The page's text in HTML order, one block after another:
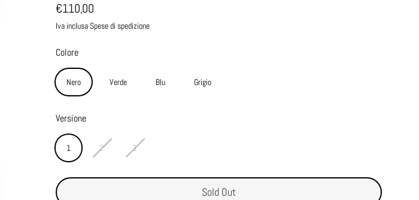
Prezzo normale
€110,00
Iva inclusa Spese di spedizione
Colore
Nero Verde Blu Grigio
Versione
1 2 3
Sold Out